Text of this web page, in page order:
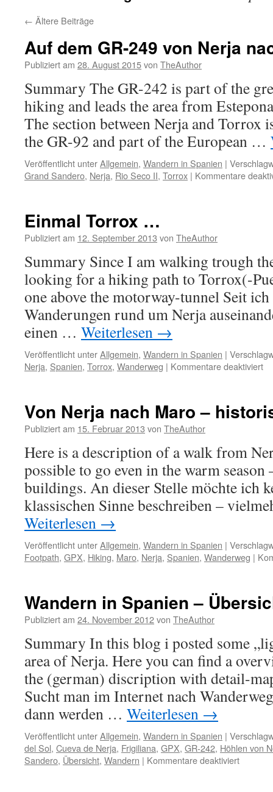
← Ältere Beiträge
Auf dem GR-249 von Nerja
Publiziert am 28. August 2015von TheAuthor
Summary The GR-242 is part of the
hiking and leads the area from
The section between Nerja and Torrox
the GR-92 and part of the European …
Veröffentlicht unterAllgemein, Wandern in Spanien |
Grand Sandero, Nerja, Rio Seco II, Torrox | Kommentare
Einmal Torrox …
Publiziert am 12. September 2013 von TheAuthor
Summary Since I am walking trough
looking for a hiking path to Torrox(-
one above the motorway-tunnel Seit
Wanderungen rund um Nerja
einen … Weiterlesen →
Veröffentlicht unterAllgemein, Wandern in Spanien |
Nerja, Spanien, Torrox, Wanderweg | Kommentare deaktiviertfür
Von Nerja nach Maro –
Publiziert am 15. Februar 2013 von TheAuthor
Here is a description of a walk from
possible to go even in the warm
buildings. An dieser Stelle möchte ich
klassischen Sinne beschreiben –
Weiterlesen →
Veröffentlicht unterAllgemein, Wandern in Spanien |
Footpath, GPX, Hiking, Maro, Nerja, Spanien, Wanderweg |
Wandern in Spanien –
Publiziert am 24. November 2012von TheAuthor
Summary In this blog i posted some
area of Nerja. Here you can find a
the (german) discription with detail-
Sucht man im Internet nach
dann werden … Weiterlesen →
Veröffentlicht unterAllgemein, Wandern in Spanien |
del Sol, Cueva de Nerja, Frigiliana, GPX, GR-242, Höhlen von
Sandero, Übersicht, Wandern | Kommentare deaktiviertfür